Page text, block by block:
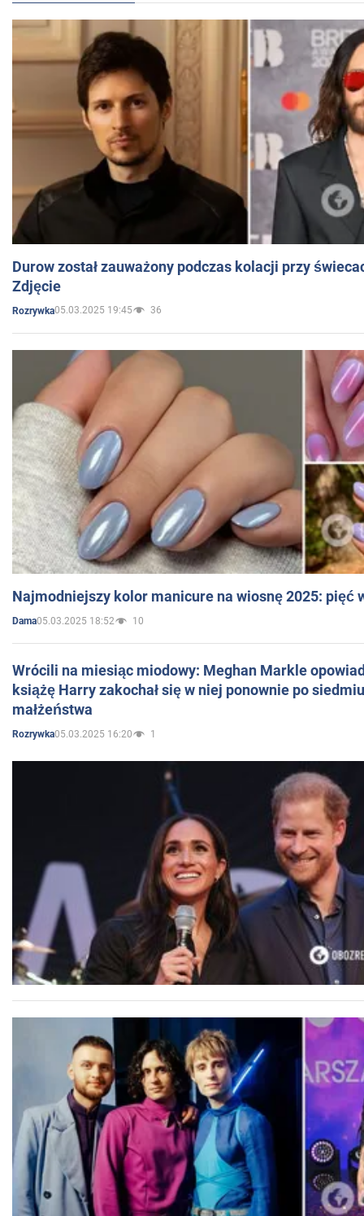
Durow został zauważony podczas kolacji przy
Zdjęcie
Rozrywka05.03.2025 19:45 36
Najmodniejszy kolor manicure na wiosnę 2025: pięć
Dama05.03.2025 18:52 10
Wrócili na miesiąc miodowy: Meghan Markle
książę Harry zakochał się w niej ponownie po
małżeństwa
Rozrywka05.03.2025 16:20 1